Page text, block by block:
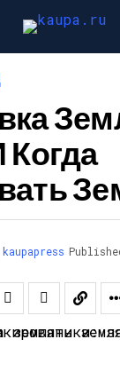
Когда
kaupapress